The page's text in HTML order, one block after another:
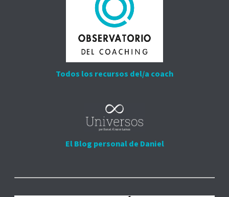
Todos los recursos del/a coach
El Blog personal de Daniel